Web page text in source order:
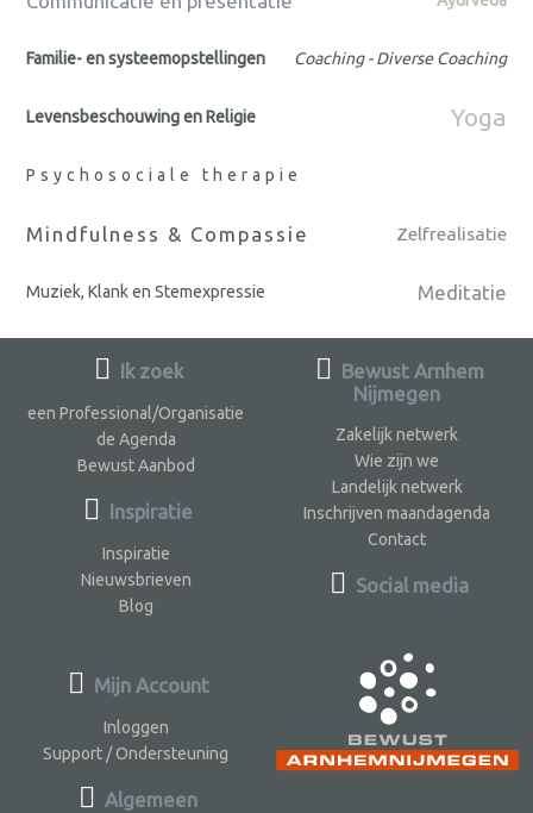
Familie- en systeemopstellingen Coaching - Diverse Coaching
Levensbeschouwing en Religie Yoga
Psychosociale therapie
Mindfulness & Compassie Zelfrealisatie
Muziek, Klank en Stemexpressie Meditatie
Ik zoek
een Professional/Organisatie
de Agenda
Bewust Aanbod
Inspiratie
Inspiratie
Nieuwsbrieven
Blog
Bewust Arnhem
Nijmegen
Zakelijk netwerk
Wie zijn we
Landelijk netwerk
Inschrijven maandagenda
Contact
Social media
Mijn Account
Inloggen
Support / Ondersteuning
Algemeen